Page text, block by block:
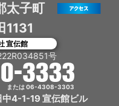
太子町
1131
宣伝館
号
または 06-4308-3303
中4-1-19 宣伝館ビル